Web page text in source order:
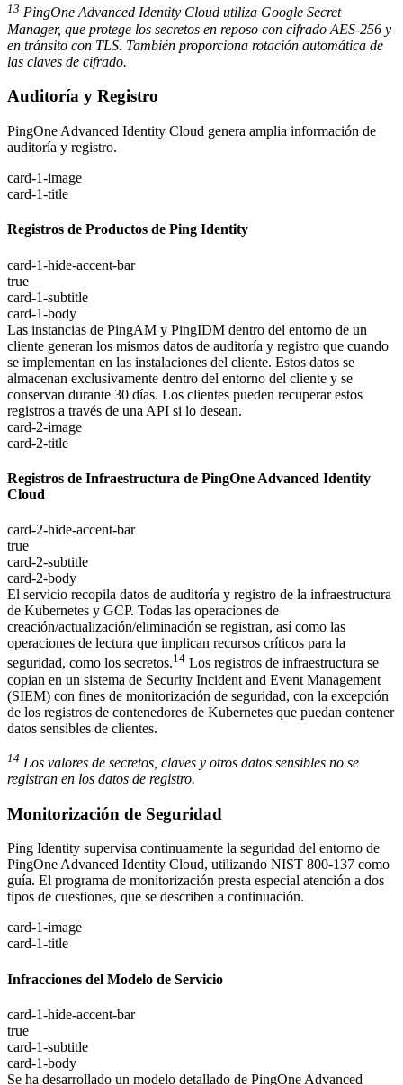
13 PingOne Advanced Identity Cloud utiliza Google Secret
Manager, que protege los secretos en reposo con cifrado AES-256 y
en tránsito con TLS. También proporciona rotación automática de
las claves de cifrado.
Auditoría y Registro
PingOne Advanced Identity Cloud genera amplia información de
auditoría y registro.
card-1-image
card-1-title
Registros de Productos de Ping Identity
card-1-hide-accent-bar
true
card-1-subtitle
card-1-body
Las instancias de PingAM y PingIDM dentro del entorno de un
cliente generan los mismos datos de auditoría y registro que cuando
se implementan en las instalaciones del cliente. Estos datos se
almacenan exclusivamente dentro del entorno del cliente y se
conservan durante 30 días. Los clientes pueden recuperar estos
registros a través de una API si lo desean.
card-2-image
card-2-title
Registros de Infraestructura de PingOne Advanced Identity
Cloud
card-2-hide-accent-bar
true
card-2-subtitle
card-2-body
El servicio recopila datos de auditoría y registro de la infraestructura
de Kubernetes y GCP. Todas las operaciones de
creación/actualización/eliminación se registran, así como las
operaciones de lectura que implican recursos críticos para la
seguridad, como los secretos.14 Los registros de infraestructura se
copian en un sistema de Security Incident and Event Management
(SIEM) con fines de monitorización de seguridad, con la excepción
de los registros de contenedores de Kubernetes que puedan contener
datos sensibles de clientes.
14 Los valores de secretos, claves y otros datos sensibles no se
registran en los datos de registro.
Monitorización de Seguridad
Ping Identity supervisa continuamente la seguridad del entorno de
PingOne Advanced Identity Cloud, utilizando NIST 800-137 como
guía. El programa de monitorización presta especial atención a dos
tipos de cuestiones, que se describen a continuación.
card-1-image
card-1-title
Infracciones del Modelo de Servicio
card-1-hide-accent-bar
true
card-1-subtitle
card-1-body
Se ha desarrollado un modelo detallado de PingOne Advanced